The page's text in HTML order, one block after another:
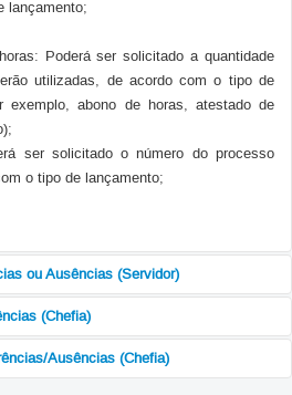
lançamento;
Poderá ser solicitado a quantidade
utilizadas, de acordo com o tipo de
exemplo, abono de horas, atestado de
ser solicitado o número do processo
o tipo de lançamento;
ou Ausências (Servidor)
ou ausência, o servidor deve
sigrh/e digitar o seu login e
(Chefia)
ponto eletrônico a chefia deve seguir
Ausências (Chefia)